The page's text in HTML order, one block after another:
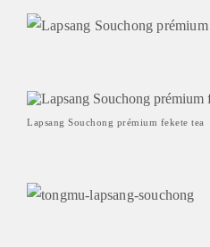
Lapsang Souchong prémium fekete tea